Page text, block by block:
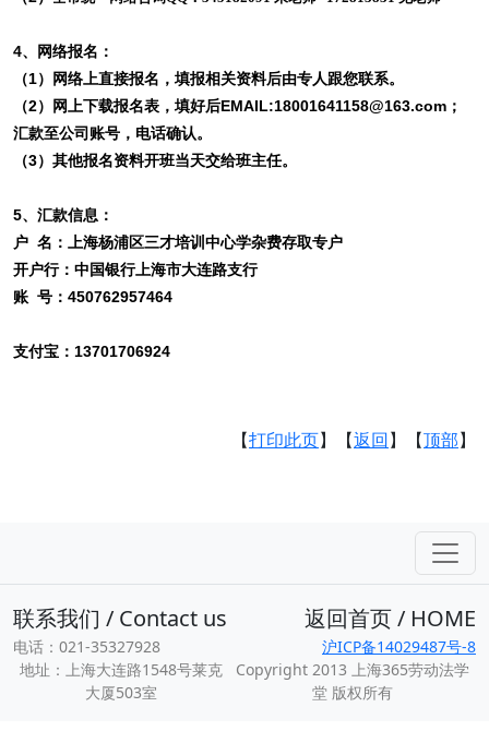
4、网络报名：
（1）网络上直接报名，填报相关资料后由专人跟您联系。
（2）网上下载报名表，填好后EMAIL:18001641158@163.com；
汇款至公司账号，电话确认。
（3）其他报名资料开班当天交给班主任。
5、汇款信息：
户 名：上海杨浦区三才培训中心学杂费存取专户
开户行：中国银行上海市大连路支行
账 号：450762957464
支付宝：13701706924
【打印此页】【返回】【顶部】
联系我们 / Contact us 返回首页 / HOME
电话：021-35327928
沪ICP备14029487号-8
地址：上海大连路1548号莱克
大厦503室
Copyright 2013 上海365劳动法学
堂 版权所有